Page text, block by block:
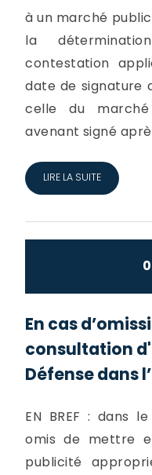
à un marché
la
contestation
date de signature
celle du
avenant signé
LIRE LA SUITE
En cas
consultation
Défense dans
EN BREF : dans
omis de mettre
publicité